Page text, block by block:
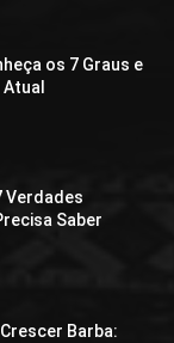
os 7 Graus e
Verdades
Saber
Barba: